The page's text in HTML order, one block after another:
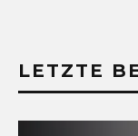
LETZTE